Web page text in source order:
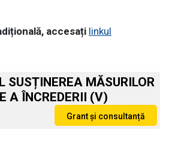
accesați linkul
SUSȚINEREA MĂSURILOR
A ÎNCREDERII (V)